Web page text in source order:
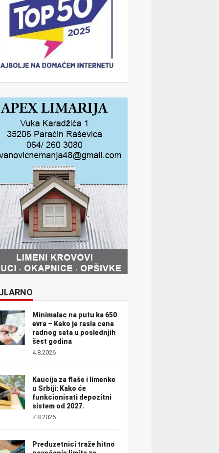
Minimalac na putu ka 650
evra – Kako je rasla cena
radnog sata u poslednjih
šest godina
4.8.2026
Kaucija za flaše i limenke
u Srbiji: Kako će
funkcionisati depozitni
sistem od 2027.
7.8.2026
Preduzetnici traže hitno